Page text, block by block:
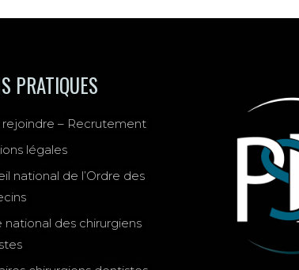
PRATIQUES
rejoindre – Recrutement
légales
national de l’Ordre des
national des chirurgiens